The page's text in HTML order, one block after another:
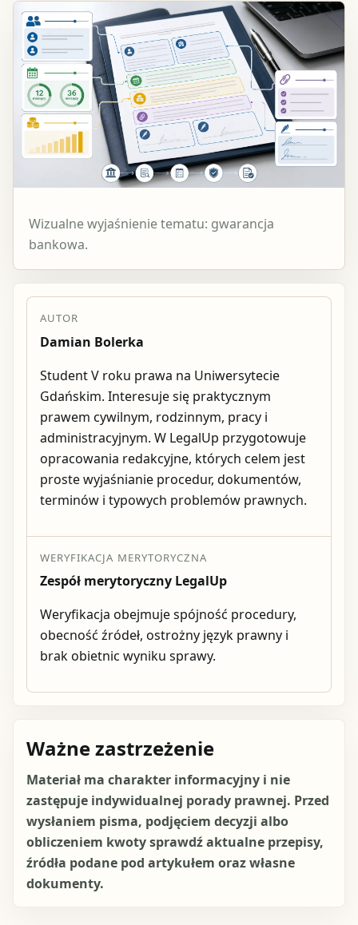
Wizualne wyjaśnienie tematu: gwarancja
bankowa.
AUTOR
Damian Bolerka
Student V roku prawa na Uniwersytecie
Gdańskim. Interesuje się praktycznym
prawem cywilnym, rodzinnym, pracy i
administracyjnym. W LegalUp przygotowuje
opracowania redakcyjne, których celem jest
proste wyjaśnianie procedur, dokumentów,
terminów i typowych problemów prawnych.
WERYFIKACJA MERYTORYCZNA
Zespół merytoryczny LegalUp
Weryfikacja obejmuje spójność procedury,
obecność źródeł, ostrożny język prawny i
brak obietnic wyniku sprawy.
Ważne zastrzeżenie
Materiał ma charakter informacyjny i nie
zastępuje indywidualnej porady prawnej. Przed
wysłaniem pisma, podjęciem decyzji albo
obliczeniem kwoty sprawdź aktualne przepisy,
źródła podane pod artykułem oraz własne
dokumenty.